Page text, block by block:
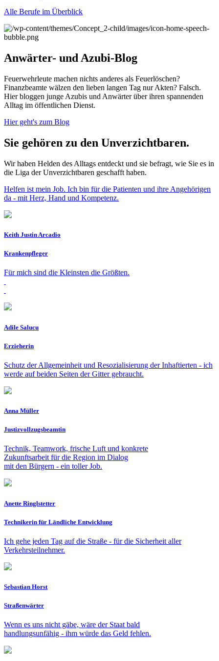
Alle Berufe im Überblick
Anwärter- und Azubi-Blog
Feuerwehrleute machen nichts anderes als Feuerlöschen?
Finanzbeamte wälzen den lieben langen Tag nur Akten? Falsch.
Hier bloggen junge Azubis und Anwärter über ihren spannenden
Alltag im öffentlichen Dienst.
Hier geht's zum Blog
Sie gehören zu den Unverzichtbaren.
Wir haben Helden des Alltags entdeckt und sie befragt, wie Sie es in
die Liga der Unverzichtbaren geschafft haben.
Helfen ist mein Job. Ich bin für die Patienten und ihre Angehörigen
da - mit Herz, Hand und Kompetenz.
Keith Justin Arcadio
Krankenpfleger
Für mich sind die Kleinsten die Größten.
Adile Salucu
Erzieherin
Schutz der Allgemeinheit und Resozial­isierung der Inhaftierten - ich
werde auf beiden Seiten der Gitter gebraucht.
Anna Müller
Justizvollzugsbeamtin
Technik, Teamwork, frische Luft und konkrete
Zukunftsarbeit für die Region im Dialog
mit den Bürgern - ein toller Job.
Anette Ringlstetter
Technikerin für Ländliche Entwicklung
Ich gehe jeden Tag auf die Straße - für die Sicherheit aller
Verkehrsteilnehmer.
Sebastian Horst
Straßenwärter
Wenn es uns nicht gäbe, wäre der Staat bald
handlungsunfähig - ihm würde das Geld fehlen.